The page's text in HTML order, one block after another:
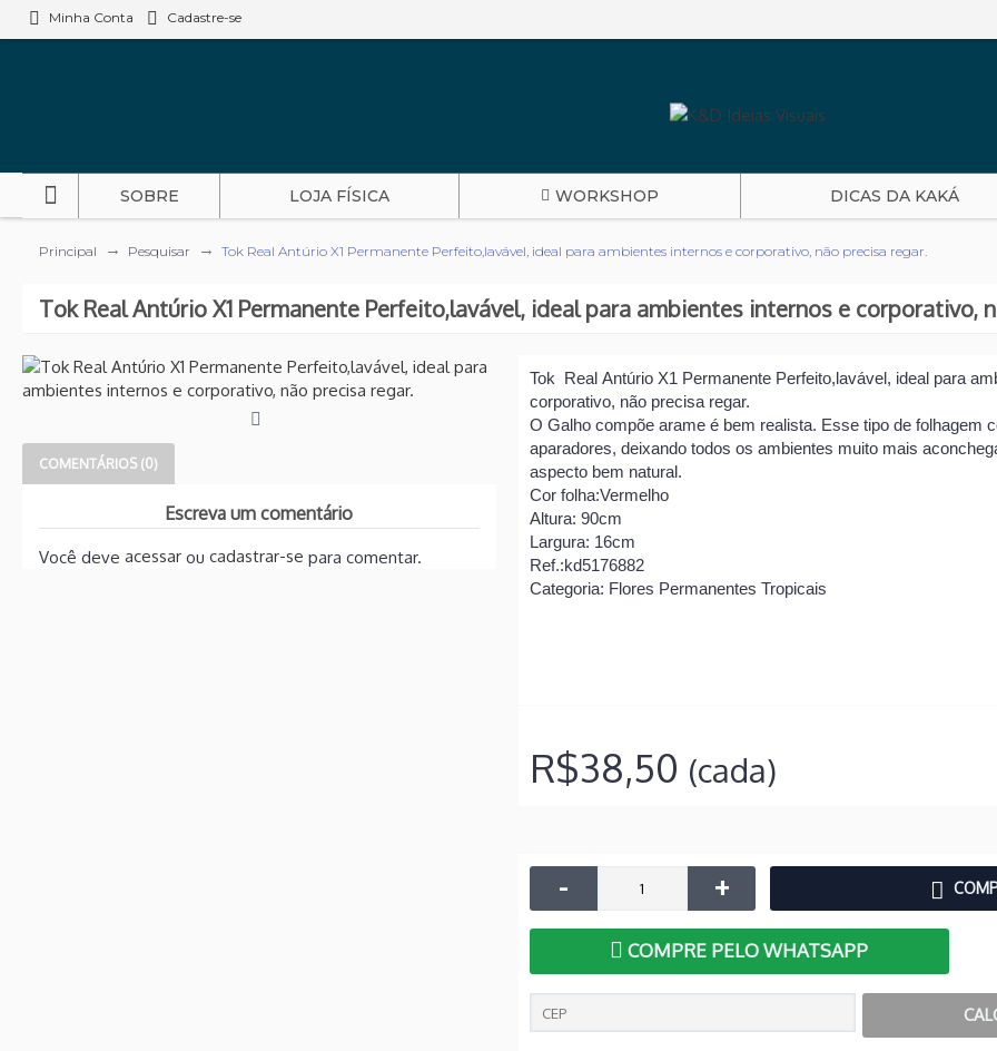
Minha Conta Cadastre-se
SOBRE LOJA FÍSICA WORKSHOP DICAS DA KAKÁ
Principal Pesquisar Tok Real Antúrio X1 Permanente Perfeito,lavável, ideal para ambientes internos e corporativo, não precisa regar.
Tok Real Antúrio X1 Permanente Perfeito,lavável, ideal para ambientes internos e corporativo,
COMENTÁRIOS (0)
Escreva um comentário
Você deve acessar ou cadastrar-se para comentar.
Tok Real Antúrio X1 Permanente Perfeito,lavável, ideal para
corporativo, não precisa regar.
O Galho compõe arame é bem realista. Esse tipo de folhagem
aparadores, deixando todos os ambientes muito mais
aspecto bem natural.
Cor folha:Vermelho
Altura: 90cm
Largura: 16cm
Ref.:kd5176882
Categoria: Flores Permanentes Tropicais
R$38,50 (cada)
- +
COMPRE PELO WHATSAPP